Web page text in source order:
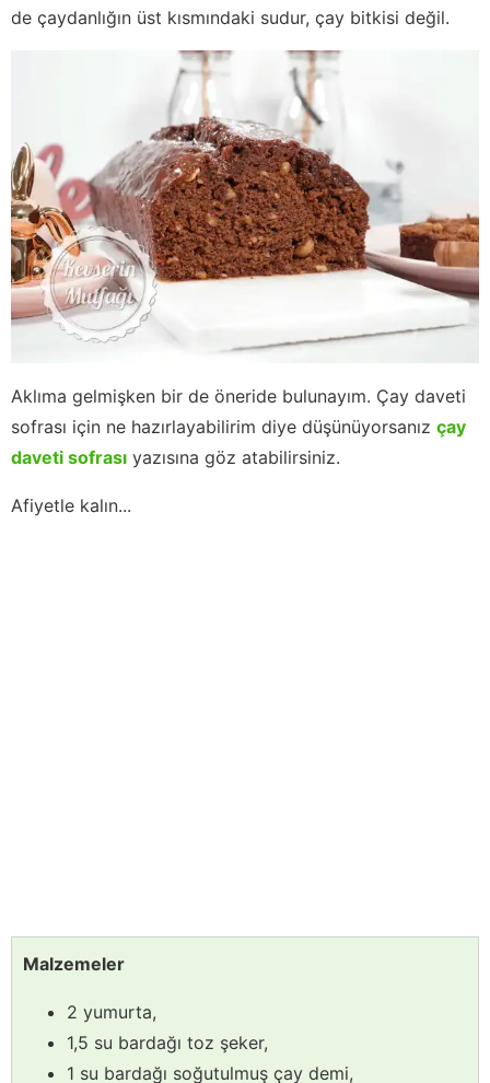
de çaydanlığın üst kısmındaki sudur, çay bitkisi değil.
Aklıma gelmişken bir de öneride bulunayım. Çay daveti
sofrası için ne hazırlayabilirim diye düşünüyorsanız çay
daveti sofrası yazısına göz atabilirsiniz.
Afiyetle kalın...
Malzemeler
2 yumurta,
1,5 su bardağı toz şeker,
1 su bardağı soğutulmuş çay demi,